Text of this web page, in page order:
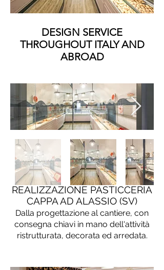
DESIGN SERVICE
THROUGHOUT ITALY AND
ABROAD
REALIZZAZIONE PASTICCERIA
CAPPA AD ALASSIO (SV)
Dalla progettazione al cantiere, con
consegna chiavi in mano dell'attività
ristrutturata, decorata ed arredata.